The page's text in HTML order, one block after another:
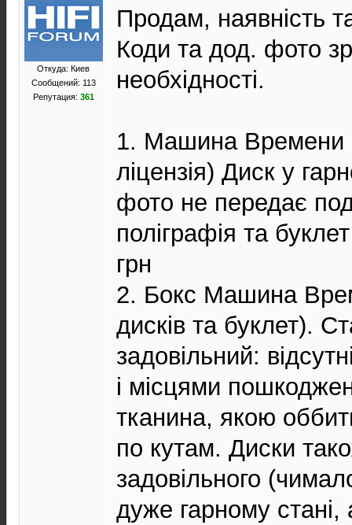
Откуда: Киев
Сообщений: 113
Репутация: 361
Продам, наявність
Коди та дод. фото
необхідності.
1. Машина Времени
ліцензія) Диск у
фото не передає
поліграфія та
грн
2. Бокс Машина
дисків та буклет).
задовільний:
і місцями
тканина, якою
по кутам. Диски
задовільного
дуже гарному